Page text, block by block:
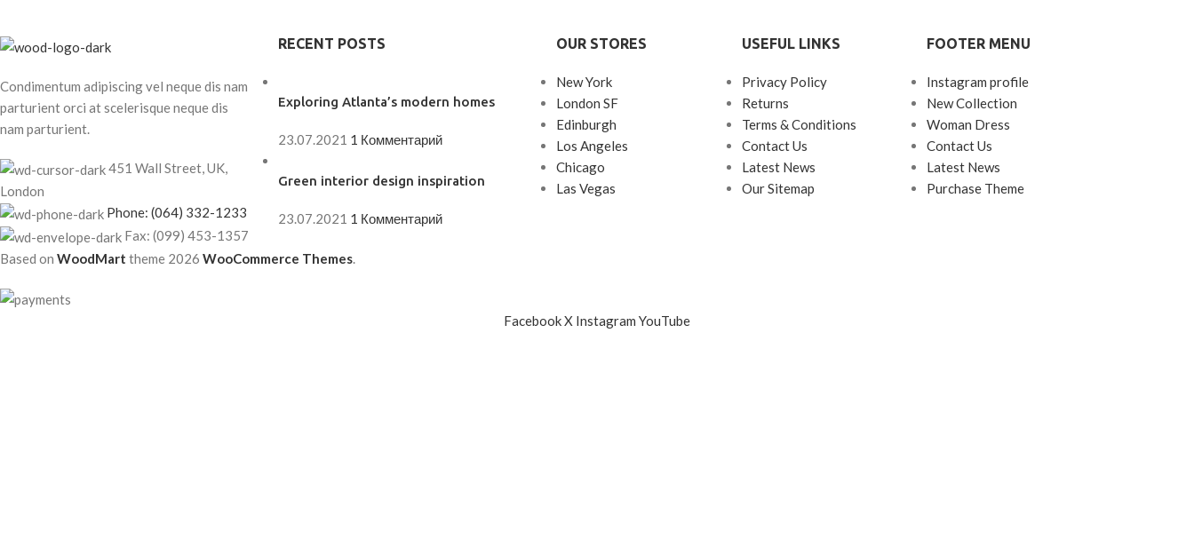
Condimentum adipiscing vel neque dis nam
parturient orci at scelerisque neque dis
nam parturient.
451 Wall Street, UK,
London
Phone: (064) 332-1233
Fax: (099) 453-1357
RECENT POSTS
Exploring Atlanta’s modern homes
23.07.2021 1 Комментарий
Green interior design inspiration
23.07.2021 1 Комментарий
OUR STORES
New York
London SF
Edinburgh
Los Angeles
Chicago
Las Vegas
USEFUL LINKS
Privacy Policy
Returns
Terms & Conditions
Contact Us
Latest News
Our Sitemap
FOOTER MENU
Instagram profile
New Collection
Woman Dress
Contact Us
Latest News
Purchase Theme
Based on WoodMart theme 2026 WooCommerce Themes.
FacebookX Instagram YouTube